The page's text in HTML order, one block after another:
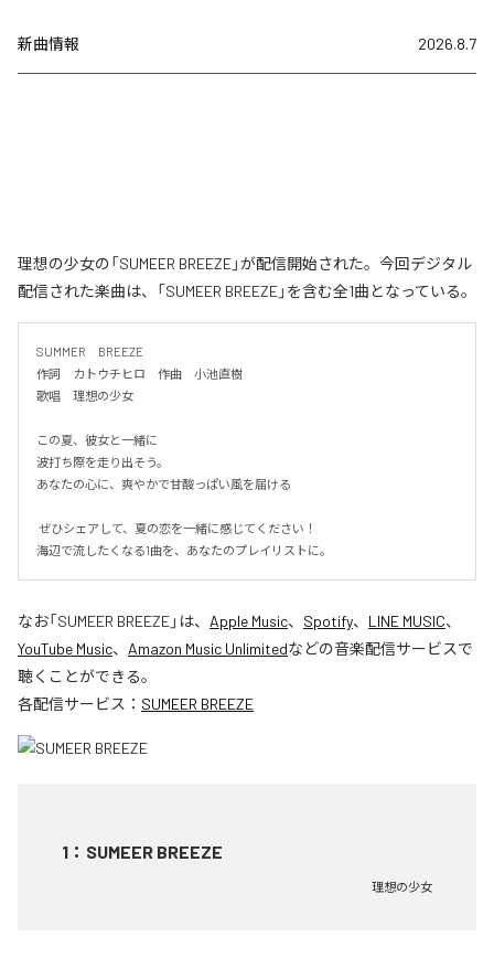
新曲情報 2026.8.7
理想の少女の「SUMEER BREEZE」が配信開始された。今回デジタル
配信された楽曲は、「SUMEER BREEZE」を含む全1曲となっている。
SUMMER　BREEZE
作詞　カトウチヒロ　作曲　小池直樹
歌唱　理想の少女
この夏、彼女と一緒に
波打ち際を走り出そう。
あなたの心に、爽やかで甘酸っぱい風を届ける
海辺で流したくなる1曲を、あなたのプレイリストに。
なお「SUMEER BREEZE」は、 Apple Music、 Spotify、 LINE MUSIC、
YouTube Music、 Amazon Music Unlimitedなどの音楽配信サービスで
聴くことができる。
各配信サービス： SUMEER BREEZE
1 ： SUMEER BREEZE
理想の少女